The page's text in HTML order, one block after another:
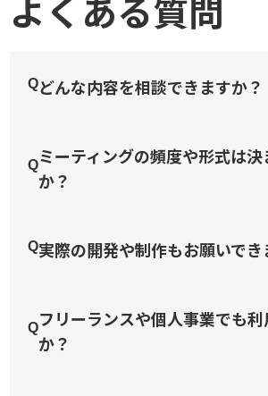
よくある質問
Qどんな内容を相談できますか？
Qミーティングの頻度や形式は決
か？
Q実際の開発や制作もお願いでき
Qフリーランスや個人事業でも
か？